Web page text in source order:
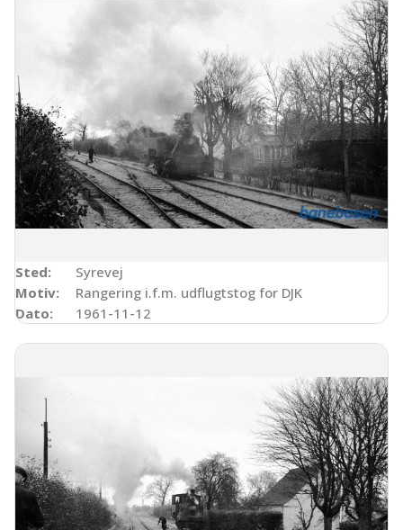
Sted:
Syrevej
Motiv:
Rangering i.f.m. udflugtstog for DJK
Dato:
1961-11-12